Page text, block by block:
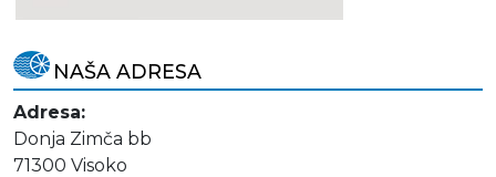
NAŠA ADRESA
Adresa:
Donja Zimča bb
71300 Visoko